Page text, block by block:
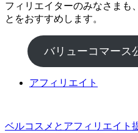
フィリエイターのみなさまも
とをおすすめします。
バリューコマース
アフィリエイト
ベルコスメとアフィリエイト